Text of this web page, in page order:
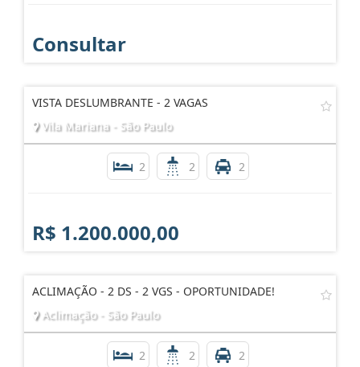
Consultar
VISTA DESLUMBRANTE - 2 VAGAS
Vila Mariana - São Paulo
2 2 2
R$ 1.200.000,00
ACLIMAÇÃO - 2 DS - 2 VGS - OPORTUNIDADE!
Aclimação - São Paulo
2 2 2